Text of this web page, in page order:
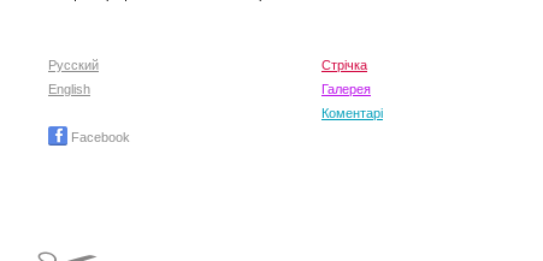
Русский
English
Facebook
Стрічка
Галерея
Коментарі